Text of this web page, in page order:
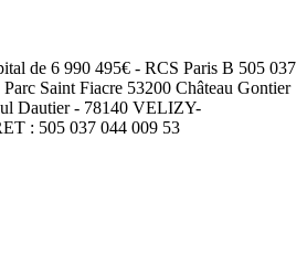
de 6 990 495€ - RCS Paris B 505 037
Saint Fiacre 53200 Château Gontier
Dautier - 78140 VELIZY-
: 505 037 044 009 53